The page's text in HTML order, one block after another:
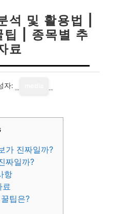
석 및 활용법 |
팁 | 종목별 추
료
자:
가 진짜일까?
짜일까?
항
료
팁은?